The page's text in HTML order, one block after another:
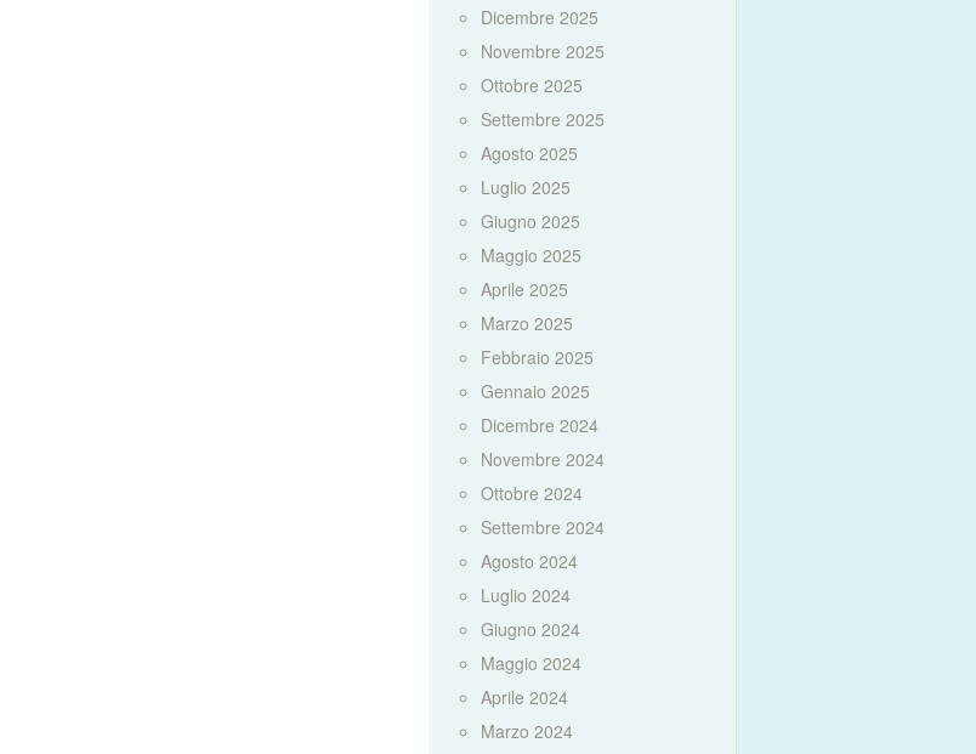
Dicembre 2025
Novembre 2025
Ottobre 2025
Settembre 2025
Agosto 2025
Luglio 2025
Giugno 2025
Maggio 2025
Aprile 2025
Marzo 2025
Febbraio 2025
Gennaio 2025
Dicembre 2024
Novembre 2024
Ottobre 2024
Settembre 2024
Agosto 2024
Luglio 2024
Giugno 2024
Maggio 2024
Aprile 2024
Marzo 2024